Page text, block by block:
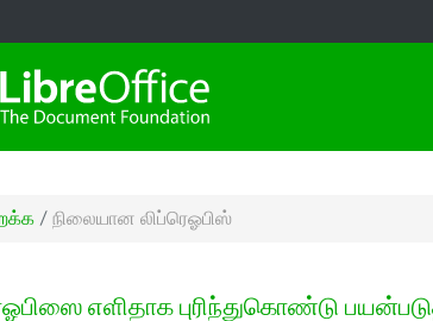
/ நிலையான லிப்ரெஓபிஸ்
எளிதாக புரிந்துகொண்டு